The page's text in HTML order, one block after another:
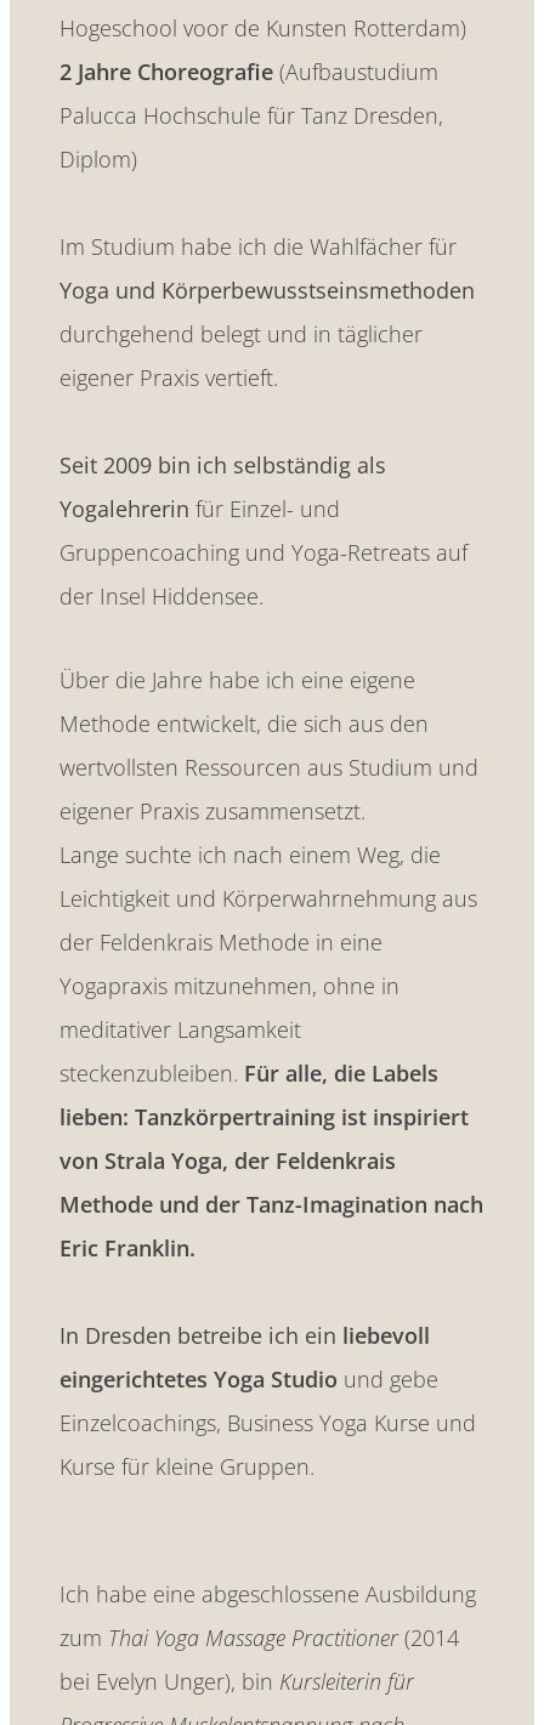
Hogeschool voor de Kunsten Rotterdam)
2 Jahre Choreografie (Aufbaustudium
Palucca Hochschule für Tanz Dresden,
Diplom)
Im Studium habe ich die Wahlfächer für
Yoga und Körperbewusstseinsmethoden
durchgehend belegt und in täglicher
eigener Praxis vertieft.
Seit 2009 bin ich selbständig als
Yogalehrerin für Einzel- und
Gruppencoaching und Yoga-Retreats auf
der Insel Hiddensee.
Über die Jahre habe ich eine eigene
Methode entwickelt, die sich aus den
wertvollsten Ressourcen aus Studium und
eigener Praxis zusammensetzt.
Lange suchte ich nach einem Weg, die
Leichtigkeit und Körperwahrnehmung aus
der Feldenkrais Methode in eine
Yogapraxis mitzunehmen, ohne in
meditativer Langsamkeit
steckenzubleiben. Für alle, die Labels
lieben: Tanzkörpertraining ist inspiriert
von Strala Yoga, der Feldenkrais
Methode und der Tanz-Imagination nach
Eric Franklin.
In Dresden betreibe ich ein liebevoll
eingerichtetes Yoga Studio und gebe
Einzelcoachings, Business Yoga Kurse und
Kurse für kleine Gruppen.
Ich habe eine abgeschlossene Ausbildung
zum Thai Yoga Massage Practitioner(2014
bei Evelyn Unger), bin Kursleiterin für